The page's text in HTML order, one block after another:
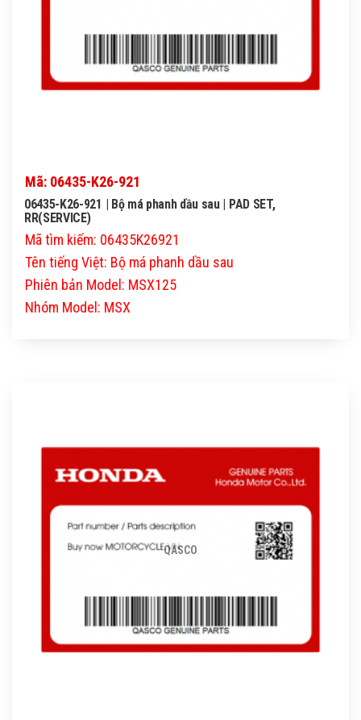
Mã: 06435-K26-921
06435-K26-921 | Bộ má phanh dầu sau | PAD SET,
RR(SERVICE)
Mã tìm kiếm: 06435K26921
Tên tiếng Việt: Bộ má phanh dầu sau
Phiên bản Model: MSX125
Nhóm Model: MSX
QASCO